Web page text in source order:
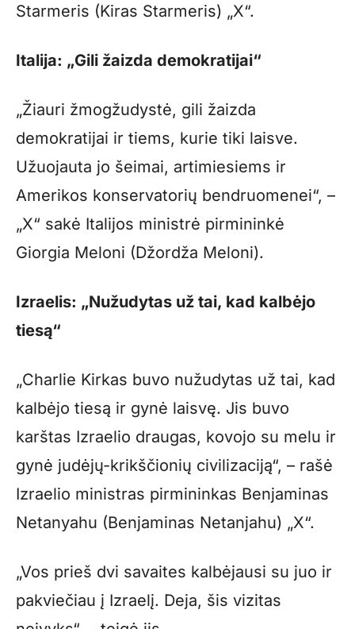
Starmeris (Kiras Starmeris) „X“.
Italija: „Gili žaizda demokratijai“
„Žiauri žmogžudystė, gili žaizda
demokratijai ir tiems, kurie tiki laisve.
Užuojauta jo šeimai, artimiesiems ir
Amerikos konservatorių bendruomenei“, –
„X“ sakė Italijos ministrė pirmininkė
Giorgia Meloni (Džordža Meloni).
Izraelis: „Nužudytas už tai, kad kalbėjo
tiesą“
„Charlie Kirkas buvo nužudytas už tai, kad
kalbėjo tiesą ir gynė laisvę. Jis buvo
karštas Izraelio draugas, kovojo su melu ir
gynė judėjų-krikščionių civilizaciją“, – rašė
Izraelio ministras pirmininkas Benjaminas
Netanyahu (Benjaminas Netanjahu) „X“.
„Vos prieš dvi savaites kalbėjausi su juo ir
pakviečiau į Izraelį. Deja, šis vizitas